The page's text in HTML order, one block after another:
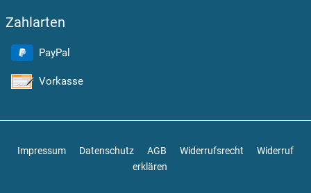
Zahlarten
PayPal
Vorkasse
Impressum Datenschutz AGB Widerrufsrecht
Widerruf
erklären